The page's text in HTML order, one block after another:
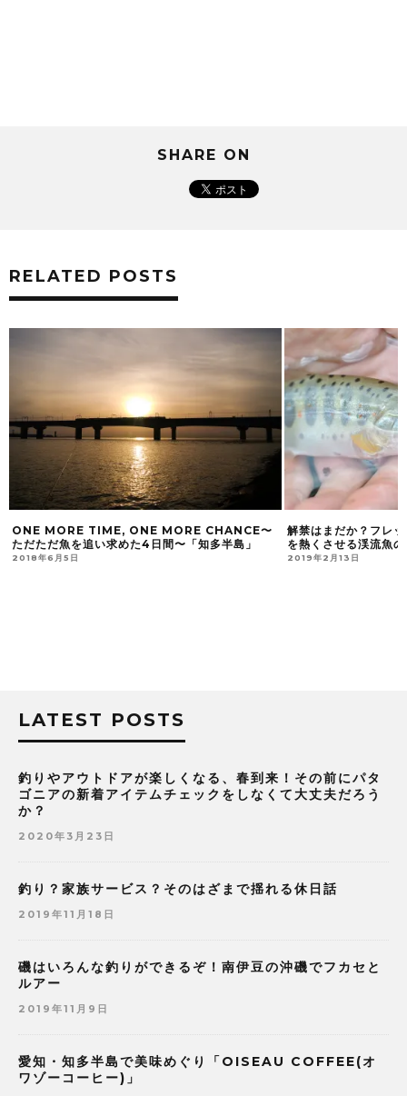
SHARE ON
RELATED POSTS
ONE MORE TIME, ONE MORE CHANCE〜
ただただ魚を追い求めた4日間〜「知多半島」
2018年6月5日
解禁はまだか？フレ
を熱くさせる渓流魚
2019年2月13日
LATEST POSTS
釣りやアウトドアが楽しくなる、春到来！その前にパタ
ゴニアの新着アイテムチェックをしなくて大丈夫だろう
か？
2020年3月23日
釣り？家族サービス？そのはざまで揺れる休日話
2019年11月18日
磯はいろんな釣りができるぞ！南伊豆の沖磯でフカセと
ルアー
2019年11月9日
愛知・知多半島で美味めぐり「OISEAU COFFEE(オ
ワゾーコーヒー)」